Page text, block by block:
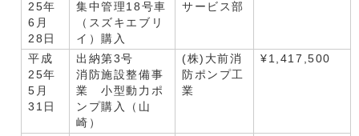
25年
6月
28日
集中管理18号車
（スズキエブリ
イ）購入
サービス部
平成
25年
5月
31日
出納第3号
消防施設整備事
業 小型動力ポ
ンプ購入（山
崎）
(株)大前消
防ポンプ工
業
¥1,417,500